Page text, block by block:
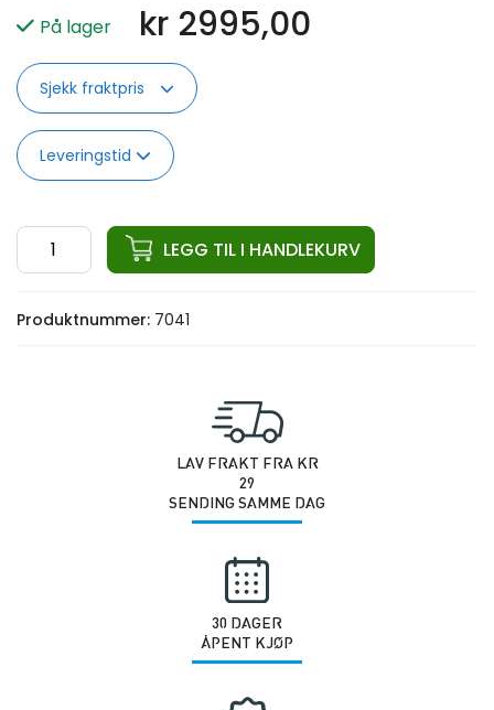
På lager kr 2995,00
Sjekk fraktpris
Leveringstid
ata
KB.HEX
108-
LEGG TIL I HANDLEKURV
Produktnummer: 7041
LAV FRAKT FRA KR
29
SENDING SAMME DAG
30 DAGER
ÅPENT KJØP